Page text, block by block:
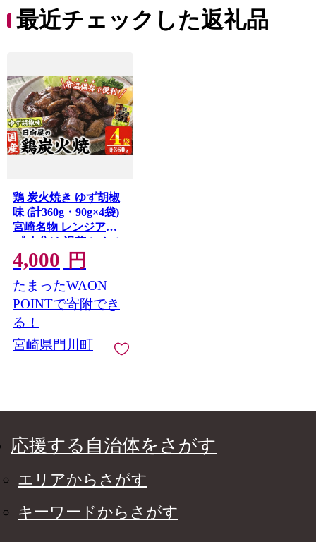
最近チェックした返礼品
鶏 炭火焼き ゆず胡椒
味 (計360g・90g×4袋)
宮崎名物 レンジアッ
プ 小分け 湯煎 レトル
ト 柚子 胡椒 惣菜 簡単
調理 鶏肉 国産 常温 常
温保存 おつまみ おか
ず ご当地【AP-61】
【日向屋】
4,000 円
たまったWAON
POINTで寄附でき
る！
宮崎県門川町
応援する自治体をさがす
エリアからさがす
キーワードからさがす